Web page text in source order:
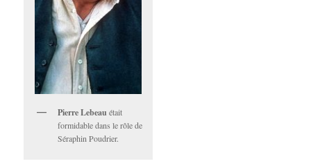
Pierre Lebeauétait
formidable dans le rôle de
Séraphin Poudrier.